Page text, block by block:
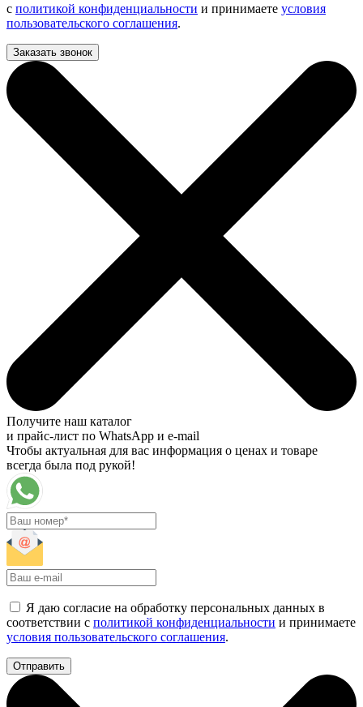
с политикой конфиденциальности и принимаете условия
пользовательского соглашения.
Заказать звонок
Получите наш каталог
и прайс-лист по WhatsApp и e-mail
Чтобы актуальная для вас информация о ценах и товаре
всегда была под рукой!
Я даю согласие на обработку персональных данных в
соответствии с политикой конфиденциальности и принимаете
условия пользовательского соглашения.